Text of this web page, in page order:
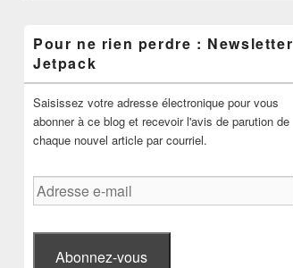
Pour ne rien perdre : Newsletter
Jetpack
Saisissez votre adresse électronique pour vous
abonner à ce blog et recevoir l'avis de parution de
chaque nouvel article par courriel.
Adresse
e-
Abonnez-vous